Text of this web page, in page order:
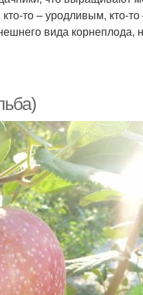
то – уродливым, кто-то
вида корнеплода,